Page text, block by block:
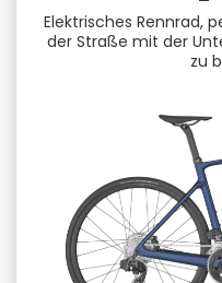
Elektrisches Rennrad,
der Straße mit der
zu